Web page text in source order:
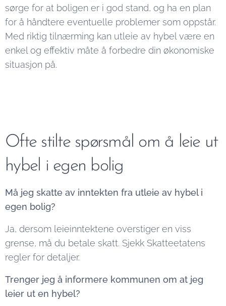
sørge for at boligen er i god stand, og ha en plan
for å håndtere eventuelle problemer som oppstår.
Med riktig tilnærming kan utleie av hybel være en
enkel og effektiv måte å forbedre din økonomiske
situasjon på.
Ofte stilte spørsmål om å leie ut
hybel i egen bolig
Må jeg skatte av inntekten fra utleie av hybel i
egen bolig?
Ja, dersom leieinntektene overstiger en viss
grense, må du betale skatt. Sjekk Skatteetatens
regler for detaljer.
Trenger jeg å informere kommunen om at jeg
leier ut en hybel?